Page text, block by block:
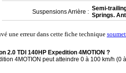
Suspensions Arrière : Semi-
Springs.
une erreur dans cette fiche technique
2.0 TDI 140HP Expedition 4MOTION ?
4MOTION peut atteindre 0 à 100 km/h (0